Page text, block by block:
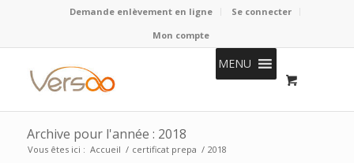
Demande enlèvement en ligne
Se connecter
Mon compte
MENU
Archive pour l'année : 2018
Vous êtes ici : Accueil / certificat prepa / 2018